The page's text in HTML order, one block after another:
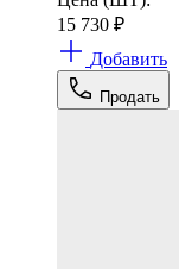
15 730 ₽
Добавить
Продать